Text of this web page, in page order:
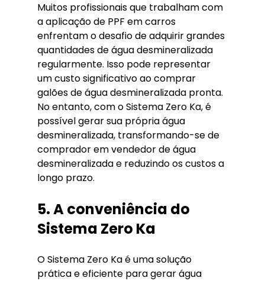
Muitos profissionais que trabalham com
a aplicação de PPF em carros
enfrentam o desafio de adquirir grandes
quantidades de água desmineralizada
regularmente. Isso pode representar
um custo significativo ao comprar
galões de água desmineralizada pronta.
No entanto, com o Sistema Zero Ka, é
possível gerar sua própria água
desmineralizada, transformando-se de
comprador em vendedor de água
desmineralizada e reduzindo os custos a
longo prazo.
5. A conveniência do
Sistema Zero Ka
O Sistema Zero Ka é uma solução
prática e eficiente para gerar água